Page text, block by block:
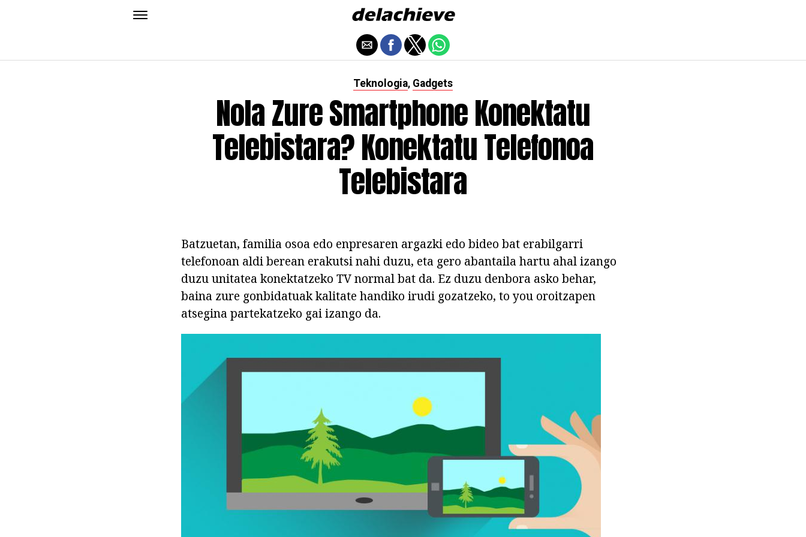
Teknologia, Gadgets
Nola Zure Smartphone Konektatu
Telebistara? Konektatu Telefonoa
Telebistara
Batzuetan, familia osoa edo enpresaren argazki edo bideo bat erabilgarri
telefonoan aldi berean erakutsi nahi duzu, eta gero abantaila hartu ahal izango
duzu unitatea konektatzeko TV normal bat da. Ez duzu denbora asko behar,
baina zure gonbidatuak kalitate handiko irudi gozatzeko, to you oroitzapen
atsegina partekatzeko gai izango da.